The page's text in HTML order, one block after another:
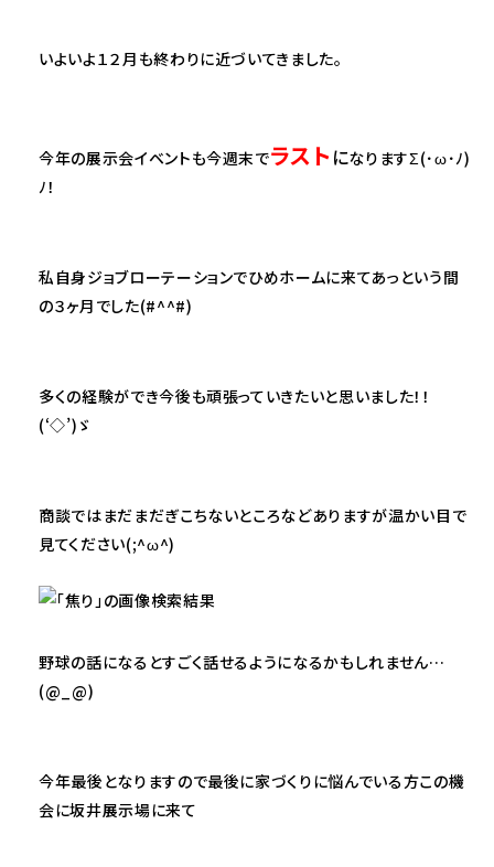
いよいよ１２月も終わりに近づいてきました。
今年の展示会イベントも今週末でラスト になりますΣ(･ω･ﾉ)
ﾉ！
私自身ジョブローテーションでひめホームに来てあっという間
の３ヶ月でした(#^^#)
多くの経験ができ今後も頑張っていきたいと思いました！！
(‘◇’)ゞ
商談ではまだまだぎこちないところなどありますが温かい目で
見てください(;^ω^)
野球の話になるとすごく話せるようになるかもしれません…
(@_@)
今年最後となりますので最後に家づくりに悩んでいる方この機
会に坂井展示場に来て